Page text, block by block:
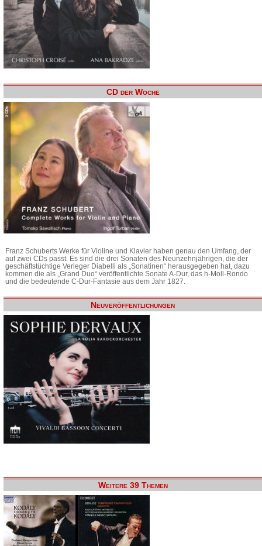
CD der Woche
Franz Schuberts Werke für Violine und Klavier haben genau den Umfang, der
auf zwei CDs passt. Es sind die drei Sonaten des Neunzehnjährigen, die der
geschäftstüchtige Verleger Diabelli als „Sonatinen“ herausgegeben hat, dazu
kommen die als „Grand Duo“ veröffentlichte Sonate A-Dur, das h-Moll-Rondo
und die bedeutende C-Dur-Fantasie aus dem Jahr 1827.
Neuveröffentlichungen
Weitere 39 Themen